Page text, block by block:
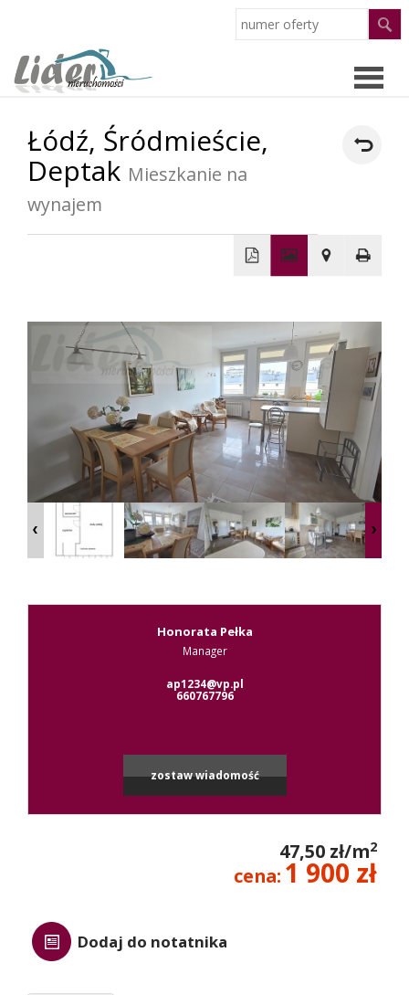
Strona
O
firmie
RODO
Łódź, Śródmieście,
Deptak Mieszkanie na
wynajem
−
Leaflet
Honorata Pełka
Manager
ap1234@vp.pl
660767796
zostaw wiadomość
47,50 zł/m2
cena: 1 900 zł
Dodaj do notatnika